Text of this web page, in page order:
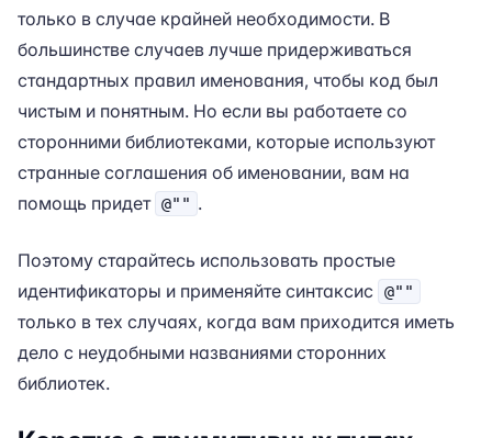
только в случае крайней необходимости. В
большинстве случаев лучше придерживаться
стандартных правил именования, чтобы код был
чистым и понятным. Но если вы работаете со
сторонними библиотеками, которые используют
странные соглашения об именовании, вам на
помощь придет @"" .
Поэтому старайтесь использовать простые
идентификаторы и применяйте синтаксис
@""
только в тех случаях, когда вам приходится иметь
дело с неудобными названиями сторонних
библиотек.